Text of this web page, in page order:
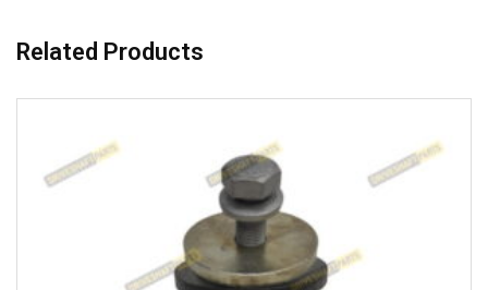
Related Products